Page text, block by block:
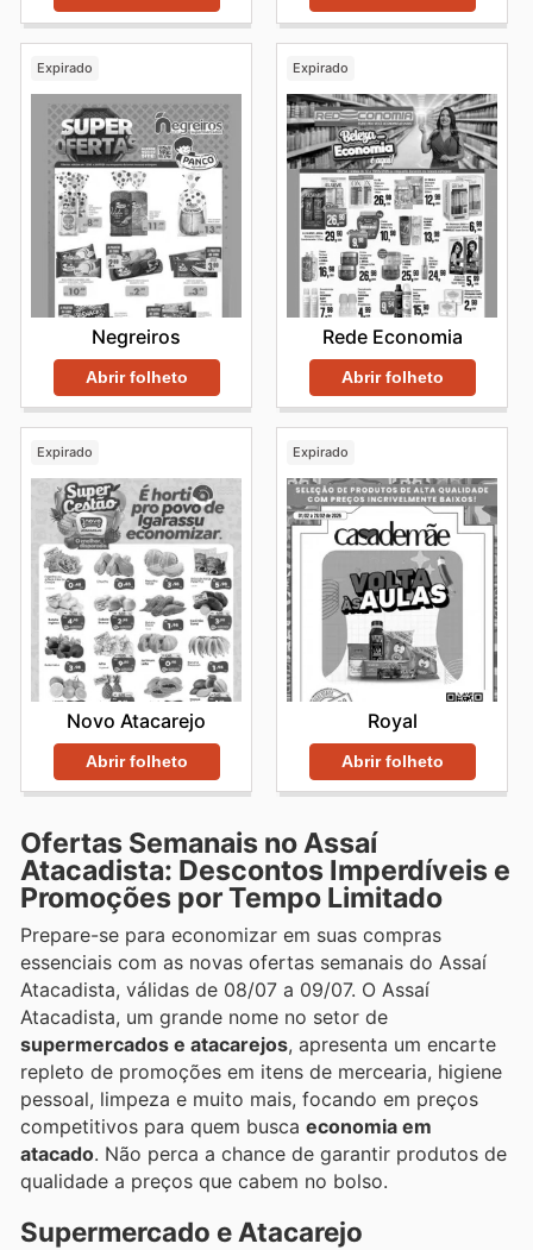
Expirado
Negreiros
Abrir folheto
Expirado
Rede Economia
Abrir folheto
Expirado
Novo Atacarejo
Abrir folheto
Expirado
Royal
Abrir folheto
Ofertas Semanais no Assaí
Atacadista: Descontos Imperdíveis e
Promoções por Tempo Limitado
Prepare-se para economizar em suas compras
essenciais com as novas ofertas semanais do Assaí
Atacadista, válidas de 08/07 a 09/07. O Assaí
Atacadista, um grande nome no setor de
supermercados e atacarejos, apresenta um encarte
repleto de promoções em itens de mercearia, higiene
pessoal, limpeza e muito mais, focando em preços
competitivos para quem busca economia em
atacado. Não perca a chance de garantir produtos de
qualidade a preços que cabem no bolso.
Supermercado e Atacarejo